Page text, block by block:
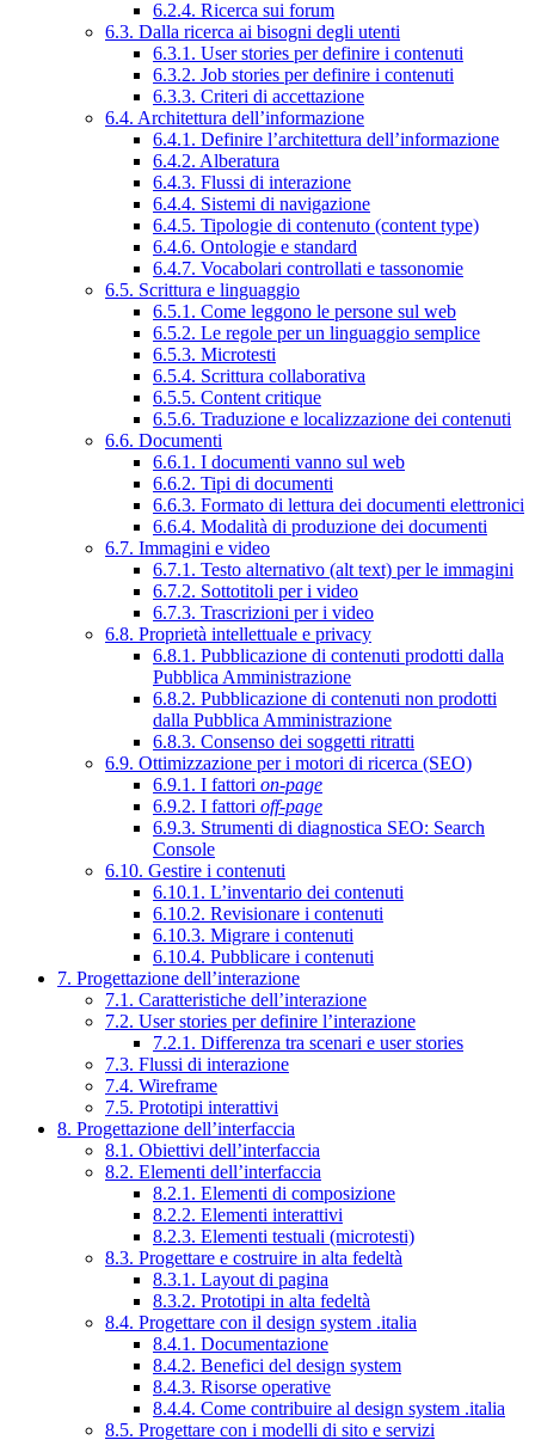
6.2.4. Ricerca sui forum
6.3. Dalla ricerca ai bisogni degli utenti
6.3.1. User stories per definire i contenuti
6.3.2. Job stories per definire i contenuti
6.3.3. Criteri di accettazione
6.4. Architettura dell’informazione
6.4.1. Definire l’architettura dell’informazione
6.4.2. Alberatura
6.4.3. Flussi di interazione
6.4.4. Sistemi di navigazione
6.4.5. Tipologie di contenuto (content type)
6.4.6. Ontologie e standard
6.4.7. Vocabolari controllati e tassonomie
6.5. Scrittura e linguaggio
6.5.1. Come leggono le persone sul web
6.5.2. Le regole per un linguaggio semplice
6.5.3. Microtesti
6.5.4. Scrittura collaborativa
6.5.5. Content critique
6.5.6. Traduzione e localizzazione dei contenuti
6.6. Documenti
6.6.1. I documenti vanno sul web
6.6.2. Tipi di documenti
6.6.3. Formato di lettura dei documenti elettronici
6.6.4. Modalità di produzione dei documenti
6.7. Immagini e video
6.7.1. Testo alternativo (alt text) per le immagini
6.7.2. Sottotitoli per i video
6.7.3. Trascrizioni per i video
6.8. Proprietà intellettuale e privacy
6.8.1. Pubblicazione di contenuti prodotti dalla
Pubblica Amministrazione
6.8.2. Pubblicazione di contenuti non prodotti
dalla Pubblica Amministrazione
6.8.3. Consenso dei soggetti ritratti
6.9. Ottimizzazione per i motori di ricerca (SEO)
6.9.1. I fattori on-page
6.9.2. I fattori off-page
6.9.3. Strumenti di diagnostica SEO: Search
Console
6.10. Gestire i contenuti
6.10.1. L’inventario dei contenuti
6.10.2. Revisionare i contenuti
6.10.3. Migrare i contenuti
6.10.4. Pubblicare i contenuti
7. Progettazione dell’interazione
7.1. Caratteristiche dell’interazione
7.2. User stories per definire l’interazione
7.2.1. Differenza tra scenari e user stories
7.3. Flussi di interazione
7.4. Wireframe
7.5. Prototipi interattivi
8. Progettazione dell’interfaccia
8.1. Obiettivi dell’interfaccia
8.2. Elementi dell’interfaccia
8.2.1. Elementi di composizione
8.2.2. Elementi interattivi
8.2.3. Elementi testuali (microtesti)
8.3. Progettare e costruire in alta fedeltà
8.3.1. Layout di pagina
8.3.2. Prototipi in alta fedeltà
8.4. Progettare con il design system .italia
8.4.1. Documentazione
8.4.2. Benefici del design system
8.4.3. Risorse operative
8.4.4. Come contribuire al design system .italia
8.5. Progettare con i modelli di sito e servizi